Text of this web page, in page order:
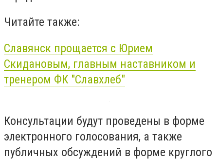
Читайте также:
Славянск прощается с Юрием
Скидановым, главным наставником и
тренером ФК "Славхлеб"
Консультации будут проведены в форме
электронного голосования, а также
публичных обсуждений в форме круглого